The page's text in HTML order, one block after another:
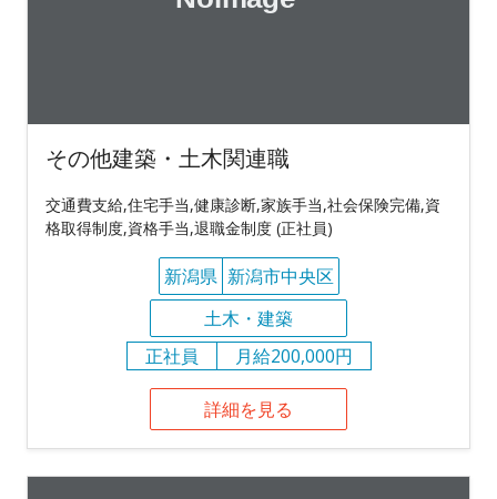
その他建築・土木関連職
交通費支給,住宅手当,健康診断,家族手当,社会保険完備,資
格取得制度,資格手当,退職金制度 (正社員)
新潟県 新潟市中央区
土木・建築
正社員
月給200,000円
詳細を見る